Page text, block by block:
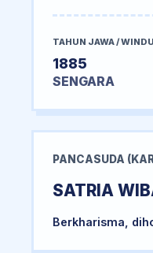
TAHUN JAWA / WINDU
1885
SENGARA
PANCASUDA
SATRIA
Berkharisma,